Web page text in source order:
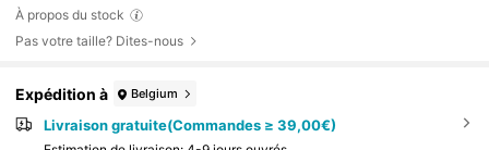
À propos du stock
Pas votre taille? Dites-nous
Expédition à Belgium
Livraison gratuite(Commandes ≥ 39,00€)